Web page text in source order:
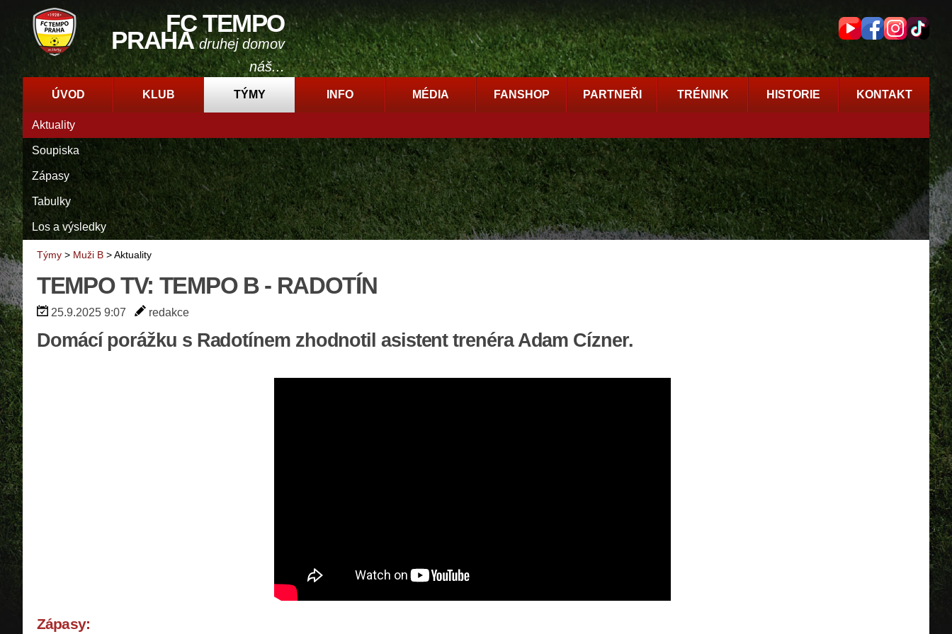
FC TEMPO
PRAHAdruhej domov
náš...
ÚVOD KLUB TÝMY INFO MÉDIA FANSHOP PARTNEŘI TRÉNINK HISTORIE KONTAKT
Aktuality
Soupiska
Zápasy
Tabulky
Los a výsledky
Týmy > Muži B >Aktuality
TEMPO TV: TEMPO B - RADOTÍN
25.9.2025 9:07 redakce
Domácí porážku s Radotínem zhodnotil asistent trenéra Adam Cízner.
Zápasy: